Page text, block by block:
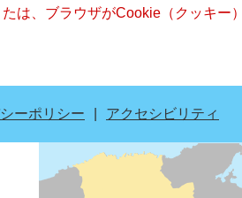
は、ブラウザがCookie（クッキー
ーポリシー アクセシビリティ